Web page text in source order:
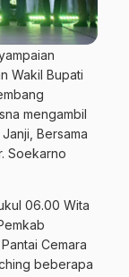
Wakil Bupati
mengambil
Bersama
Soekarno
06.00 Wita
Cemara
beberapa